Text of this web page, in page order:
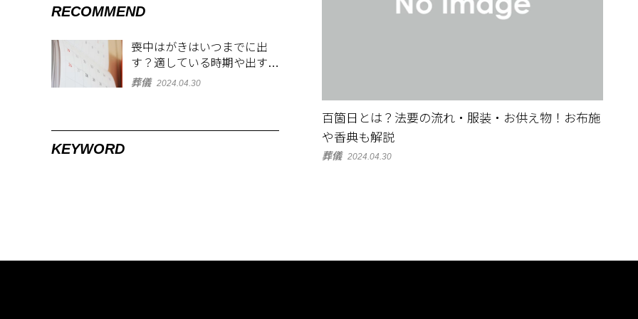
百箇日とは？法要の流れ・服装・お供え物！お布施
や香典も解説
葬儀 2024.04.30
RECOMMEND
喪中はがきはいつまでに出
す？適している時期や出す範
囲を解説！
葬儀 2024.04.30
KEYWORD